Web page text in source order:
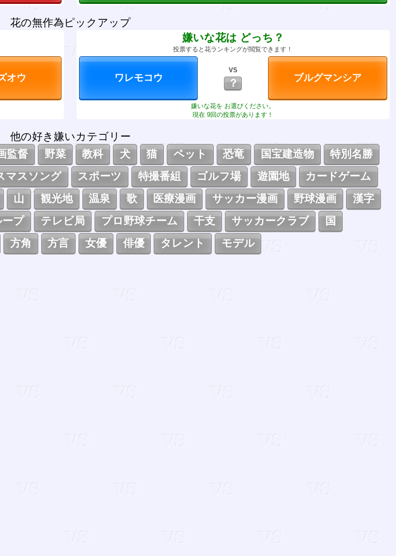
花の無作為ピックアップ
嫌いな花は どっち？
投票すると花ランキングが閲覧できます！
VS
？
嫌いな花を お選びください。
現在 9回の投票があります！
他の好き嫌いカテゴリー
監督 野菜 教科 犬 猫 ペット 恐竜 国宝建造物
特別名勝
マスソング スポーツ 特撮番組 ゴルフ場 遊園地
カードゲーム
山 観光地 温泉 歌 医療漫画 サッカー漫画 野球漫画
漢字
ープ テレビ局 プロ野球チーム 干支 サッカークラブ
国
方角 方言 女優 俳優 タレント モデル